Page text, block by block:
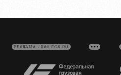
РЕКЛАМА • RAILFGK.RU